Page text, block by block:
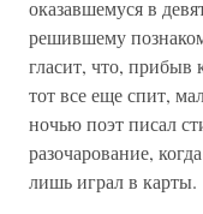
оказавшемуся в
решившему
гласит, что, прибыв
тот все еще спит,
ночью поэт писал
разочарование,
лишь играл в карты.